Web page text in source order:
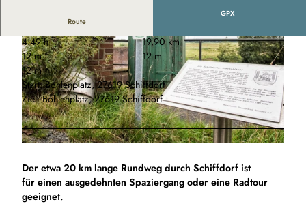
© Florian Trykowski, Cuxland-Tourismus, Fotograf Florian Trykowski |CC-BY
Route
GPX
4:49 h
19,90 km
12 m
12 m
12 m
Start: Bohlenplatz, 27619 Schiffdorf
Ziel: Bohlenplatz, 27619 Schiffdorf
Der etwa 20 km lange Rundweg durch Schiffdorf ist
für einen ausgedehnten Spaziergang oder eine Radtour
geeignet.